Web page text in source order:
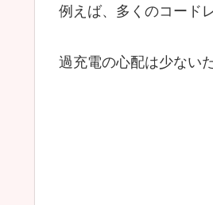
例えば、多くのコード
過充電の心配は少ない